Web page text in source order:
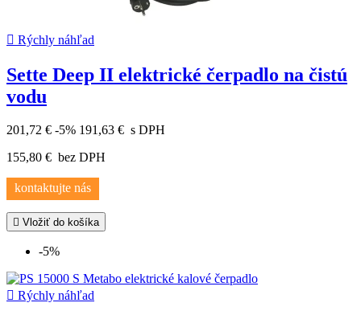
 Rýchly náhľad
Sette Deep II elektrické čerpadlo na čistú
vodu
201,72 € -5% 191,63 € s DPH
155,80 € bez DPH
kontaktujte nás
 Vložiť do košíka
-5%
 Rýchly náhľad